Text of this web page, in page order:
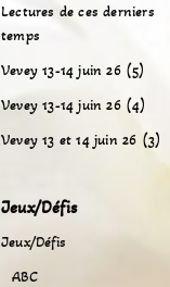
Lectures de ces derniers
temps
Vevey 13-14 juin 26 (5)
Vevey 13-14 juin 26 (4)
Vevey 13 et 14 juin 26 (3)
Jeux/Défis
Jeux/Défis
ABC